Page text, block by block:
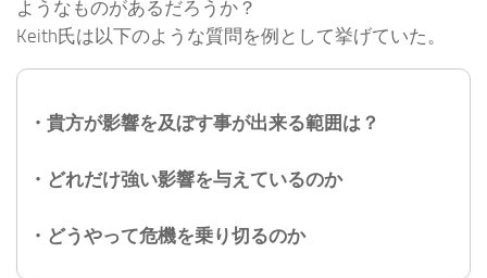
ようなものがあるだろうか？
Keith氏は以下のような質問を例として挙げていた。
・貴方が影響を及ぼす事が出来る範囲は？
・どれだけ強い影響を与えているのか
・どうやって危機を乗り切るのか